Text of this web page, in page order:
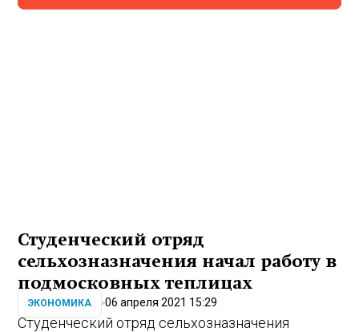
Студенческий отряд
сельхозназначения начал работу в
подмосковных теплицах
ЭКОНОМИКА 06 апреля 2021 15:29
Студенческий отряд сельхозназначения